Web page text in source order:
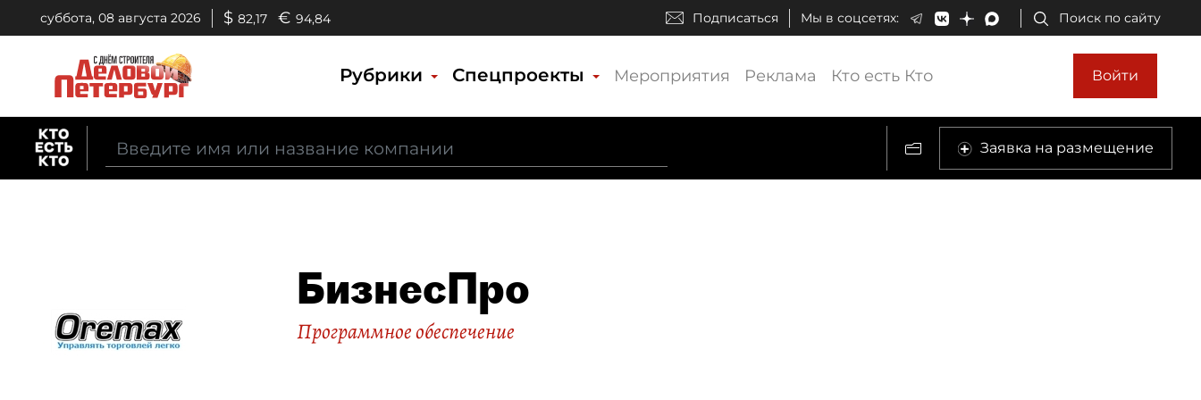
суббота, 08 августа 2026 $ 82,17 € 94,84 Подписаться Мы в соцсетях: Поиск по сайту
Рубрики Спецпроекты Мероприятия Реклама Кто есть Кто Войти
Заявка на размещение
БизнесПро
Программное обеспечение